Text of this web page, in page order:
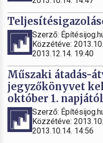
Szerző:
Közzétéve:
2013.12.14. 19:40
Műszaki átadás-
jegyzőkönyvet
október 1.
Szerző:
Közzétéve:
2013.10.14. 14:56